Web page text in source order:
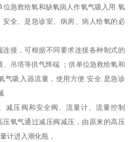
位急救给氧和缺氧病人作氧气吸入用.氧
全、是急诊室、病房、病人给氧的必
接，可根据不同要求连接各种制式的
吊塔等供气终端 ；供单位急救给氧和
气吸入器流量，使用方便.安全.是急诊
减压阀和安全阀、流量计、流量控制
氧气通过减压阀减压，由原来的高压
计进入潮化瓶，